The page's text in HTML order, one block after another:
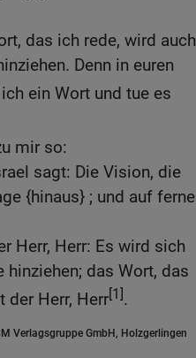
das ich rede, wird auch
Denn in euren
ein Wort und tue es
mir so:
sagt: Die Vision, die
{hinaus} ; und auf ferne
Herr, Herr: Es wird sich
das Wort, das
der Herr, Herr[1].
Verlagsgruppe GmbH, Holzgerlingen